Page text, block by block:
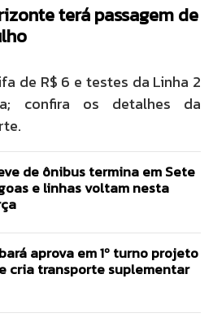
terá passagem de
de R$ 6 e testes da Linha 2
confira os detalhes da
de ônibus termina em Sete
e linhas voltam nesta
aprova em 1º turno projeto
cria transporte suplementar